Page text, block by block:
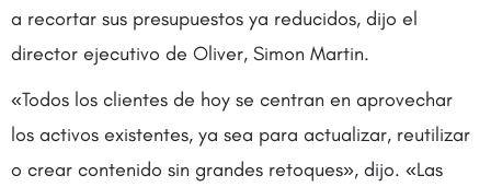
a recortar sus presupuestos ya reducidos, dijo el
director ejecutivo de Oliver, Simon Martin.
«Todos los clientes de hoy se centran en aprovechar
los activos existentes, ya sea para actualizar, reutilizar
o crear contenido sin grandes retoques», dijo. «Las